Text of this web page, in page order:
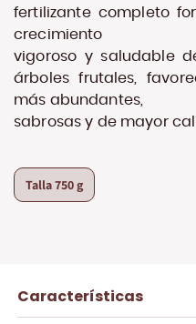
fertilizante completo
crecimiento
vigoroso y saludable
árboles frutales,
más abundantes,
sabrosas y de mayor
Talla750 g
Características